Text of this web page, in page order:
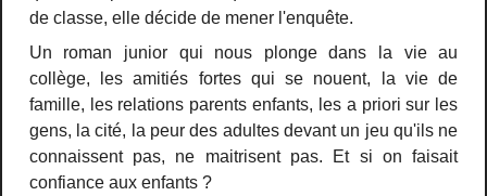
de classe, elle décide de mener l'enquête.
Un roman junior qui nous plonge dans la vie au
collège, les amitiés fortes qui se nouent, la vie de
famille, les relations parents enfants, les a priori sur les
gens, la cité, la peur des adultes devant un jeu qu'ils ne
connaissent pas, ne maitrisent pas. Et si on faisait
confiance aux enfants ?